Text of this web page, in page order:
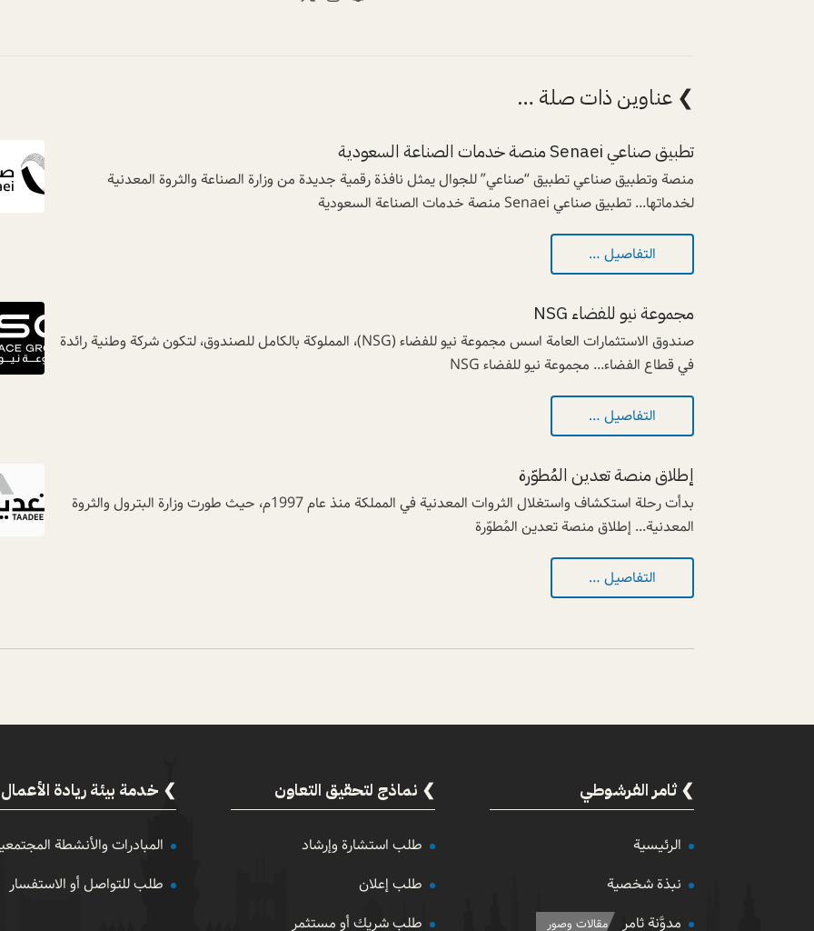
❯ عناوين ذات صلة …
تطبيق صناعي Senaei منصة خدمات الصناعة السعودية
منصة وتطبيق صناعي تطبيق “صناعي” للجوال يمثل نافذة رقمية جديدة من وزارة الصناعة والثروة المعدنية
لخدماتها... تطبيق صناعي Senaei منصة خدمات الصناعة السعودية
التفاصيل …
مجموعة نيو للفضاء NSG
صندوق الاستثمارات العامة اسس مجموعة نيو للفضاء (NSG)، المملوكة بالكامل للصندوق، لتكون شركة وطنية رائدة
في قطاع الفضاء... مجموعة نيو للفضاء NSG
التفاصيل …
إطلاق منصة تعدين المُطوّرة
بدأت رحلة استكشاف واستغلال الثروات المعدنية في المملكة منذ عام 1997م، حيث طورت وزارة البترول والثروة
المعدنية... إطلاق منصة تعدين المُطوّرة
التفاصيل …
ثامر الفرشوطي
الرئيسية
نبذة شخصية
مدوَّنة ثامر
مقالات وصور
نماذج لتحقيق التعاون
طلب استشارة وإرشاد
طلب إعلان
طلب شريك أو مستثمر
خدمة بيئة ريادة الأعمال
المبادرات والأنشطة
طلب للتواصل أو الاستفسار